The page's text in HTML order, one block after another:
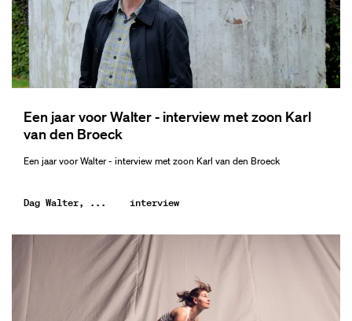
Een jaar voor Walter - interview met zoon Karl
van den Broeck
Een jaar voor Walter - interview met zoon Karl van den Broeck
Dag Walter, ... interview